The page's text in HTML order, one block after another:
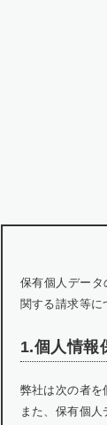
保有個人デー
関する請求等に
1.個人情報
弊社は次の者を
また、保有個